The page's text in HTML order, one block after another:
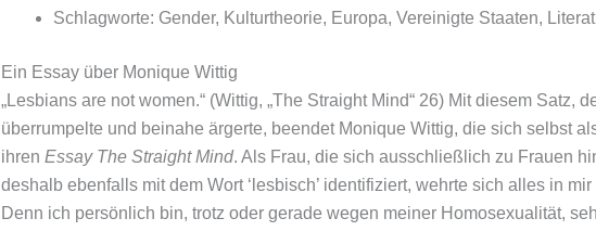
Schlagworte: Gender, Kulturtheorie, Europa, Vereinigte Staaten,
Ein Essay über Monique Wittig
„Lesbians are not women.“ (Wittig, „The Straight Mind“ 26) Mit diesem Satz,
überrumpelte und beinahe ärgerte, beendet Monique Wittig, die sich selbst
ihren Essay The Straight Mind. Als Frau, die sich ausschließlich zu Frauen
deshalb ebenfalls mit dem Wort ‘lesbisch’ identifiziert, wehrte sich alles in
Denn ich persönlich bin, trotz oder gerade wegen meiner Homosexualität,